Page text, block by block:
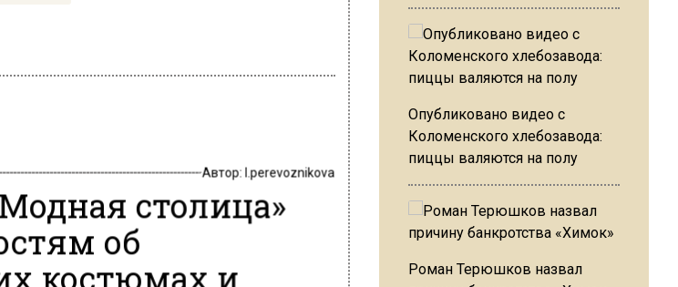
Автор: l.perevoznikova
столица»
об
костюмах и
Опубликовано видео с
Коломенского хлебозавода:
пиццы валяются на полу
Роман Терюшков назвал